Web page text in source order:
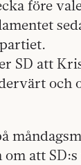
före
SD att
och
att